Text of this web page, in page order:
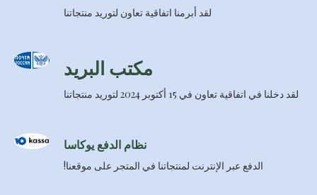
لقد أبرمنا اتفاقية تعاون لتوريد منتجاتنا
مكتب البريد
لقد دخلنا في اتفاقية تعاون في 15 أكتوبر 2024 لتوريد منتجاتنا
نظام الدفع يوكاسا
الدفع عبر الإنترنت لمنتجاتنا في المتجر على موقعنا!